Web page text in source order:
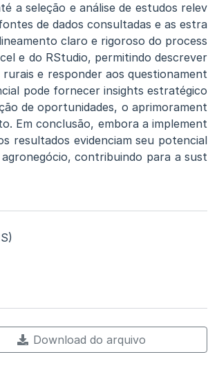
a seleção e análise de estudos relev
de dados consultadas e as estra
claro e rigoroso do process
e do RStudio, permitindo descrever
e responder aos questionament
pode fornecer insights estratégico
de oportunidades, o aprimorament
Em conclusão, embora a implement
resultados evidenciam seu potencial
contribuindo para a sust
Download do arquivo